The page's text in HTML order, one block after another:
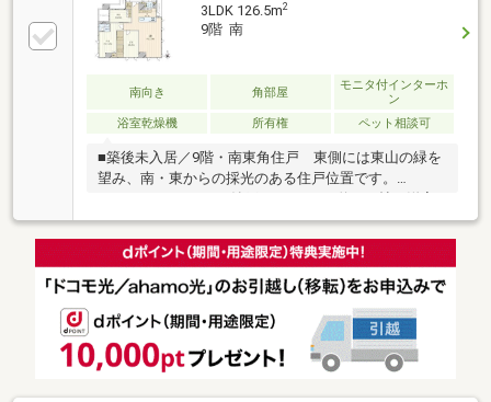
3LDK 126.5m2
9階 南
南向き 角部屋
モニタ付インターホ
ン
浴室乾燥機
所有権 ペット相談可
■築後未入居／9階・南東角住戸 東側には東山の緑を
望み、南・東からの採光のある住戸位置です。
約11.2帖とゆとりのある3LDKに、 納戸・廊下収納・
2つのWIC等、収納豊富な間取り設計 主寝室(約11.2
帖)には洗面室・シャワールーム有り■市営地下鉄 東西
線「京都市役所前」駅 徒歩1分 ■京阪本線「三条」
■各階に専用・共用宅配ボックス設置